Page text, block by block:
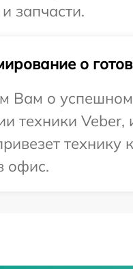
запчасти.
о
Вам о успешном
техники
технику
офис.